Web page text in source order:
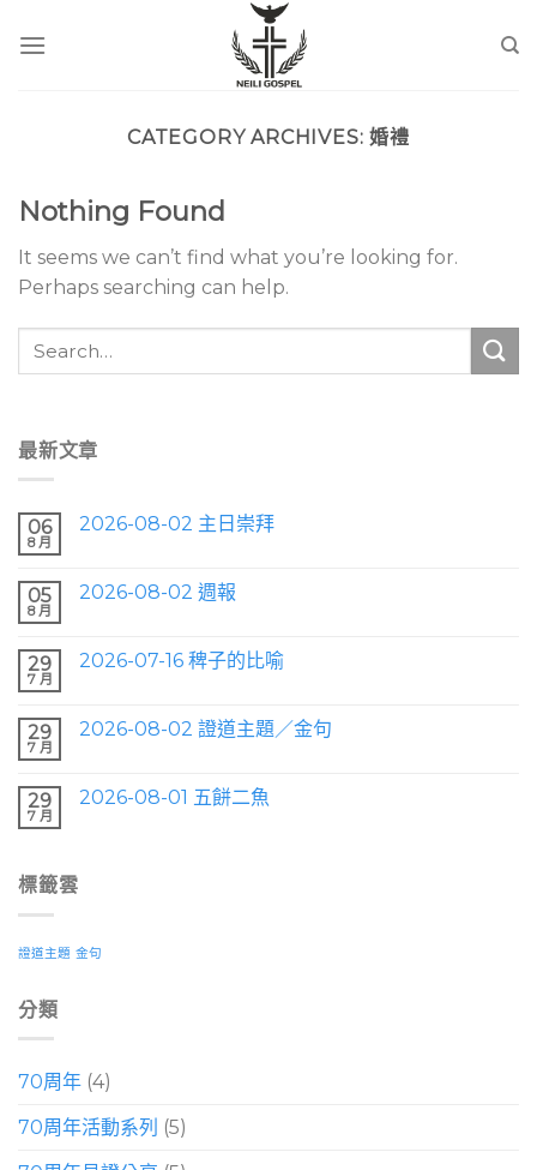
CATEGORY ARCHIVES:婚禮
Nothing Found
It seems we can’t find what you’re looking for.
Perhaps searching can help.
最新文章
06
8 月
2026-08-02 主日崇拜
05
8 月
2026-08-02 週報
29
7 月
2026-07-16 稗子的比喻
29
7 月
2026-08-02 證道主題／金句
29
7 月
2026-08-01 五餅二魚
標籤雲
證道主題 金句
分類
70周年 (4)
70周年活動系列 (5)